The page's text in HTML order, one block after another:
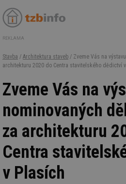
REKLAMA
Stavba / Architektura staveb / Zveme Vás na
architekturu 2020 do Centra stavitelského dědictví
Zveme Vás na
nominovaných
za architekturu
Centra
v Plasích